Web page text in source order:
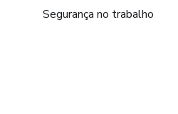
Segurança no trabalho